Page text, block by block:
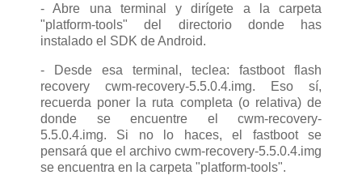
- Abre una terminal y dirígete a la carpeta
"platform-tools" del directorio donde has
instalado el SDK de Android.
- Desde esa terminal, teclea: fastboot flash
recovery cwm-recovery-5.5.0.4.img. Eso sí,
recuerda poner la ruta completa (o relativa) de
donde se encuentre el cwm-recovery-
5.5.0.4.img. Si no lo haces, el fastboot se
pensará que el archivo cwm-recovery-5.5.0.4.img
se encuentra en la carpeta "platform-tools".